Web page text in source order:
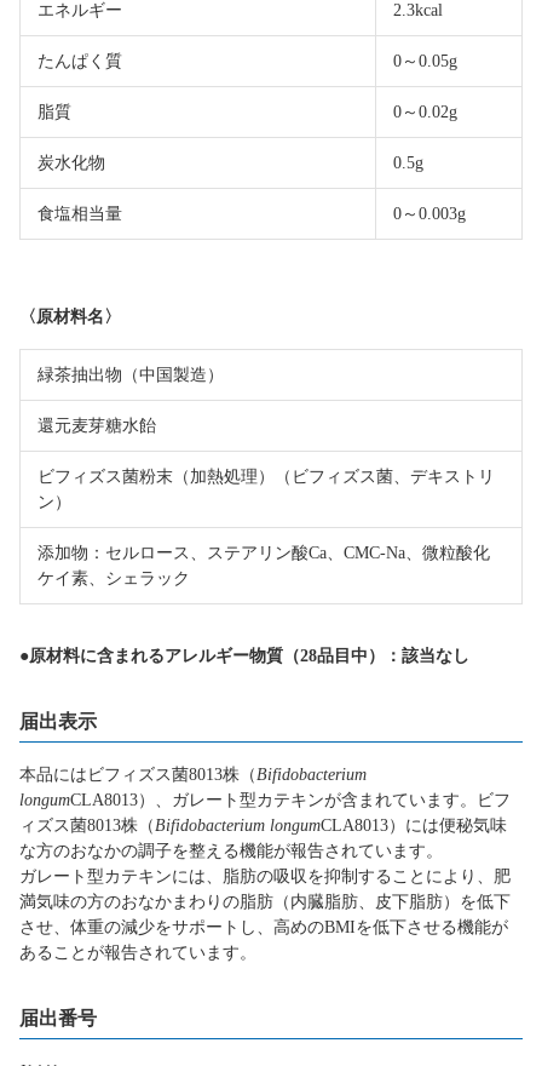
エネルギー 2.3kcal
たんぱく質 0～0.05g
脂質 0～0.02g
炭水化物 0.5g
食塩相当量 0～0.003g
〈原材料名〉
緑茶抽出物（中国製造）
還元麦芽糖水飴
ビフィズス菌粉末（加熱処理）（ビフィズス菌、デキストリ
ン）
添加物：セルロース、ステアリン酸Ca、CMC-Na、微粒酸化
ケイ素、シェラック
●原材料に含まれるアレルギー物質（28品目中）：該当なし
届出表示
本品にはビフィズス菌8013株（Bifidobacterium
longumCLA8013）、ガレート型カテキンが含まれています。ビフ
ィズス菌8013株（Bifidobacterium longumCLA8013）には便秘気味
な方のおなかの調子を整える機能が報告されています。
ガレート型カテキンには、脂肪の吸収を抑制することにより、肥
満気味の方のおなかまわりの脂肪（内臓脂肪、皮下脂肪）を低下
させ、体重の減少をサポートし、高めのBMIを低下させる機能が
あることが報告されています。
届出番号